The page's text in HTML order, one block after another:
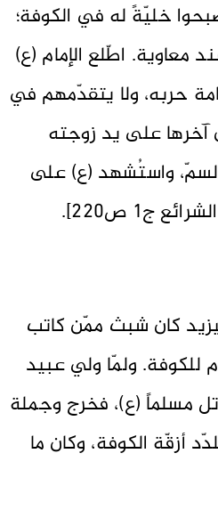
خليّةً له في الكوفة؛
معاوية. اطّلع الإمام (ع)
حربه، ولا يتقدّمهم في
آخرها على يد زوجته
واستُشهد (ع) على
كان شبث ممّن كاتب
للكوفة. ولمّا ولي عبيد
مسلماً (ع)، فخرج وجملة
أزقّة الكوفة، وكان ما